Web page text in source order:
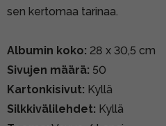
sen kertomaa tarinaa.
Albumin koko: 28 x 30,5 cm
Sivujen määrä: 50
Kartonkisivut: Kyllä
Silkkivälilehdet: Kyllä